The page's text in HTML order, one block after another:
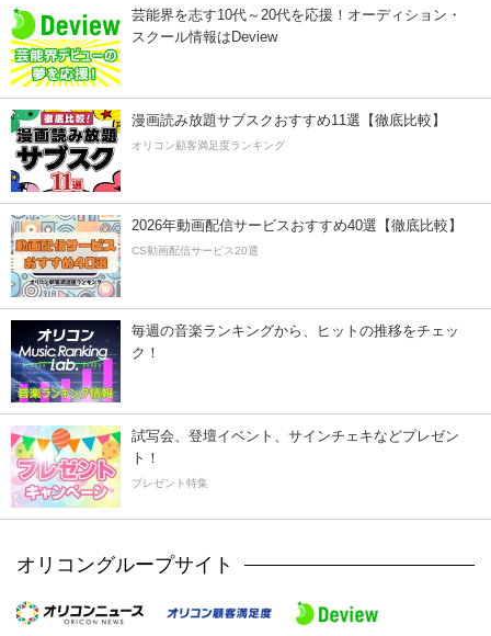
芸能界を志す10代～20代を応援！オーディション・
スクール情報はDeview
漫画読み放題サブスクおすすめ11選【徹底比較】
オリコン顧客満足度ランキング
2026年動画配信サービスおすすめ40選【徹底比較】
CS動画配信サービス20選
毎週の音楽ランキングから、ヒットの推移をチェッ
ク！
試写会、登壇イベント、サインチェキなどプレゼン
ト！
プレゼント特集
オリコングループサイト